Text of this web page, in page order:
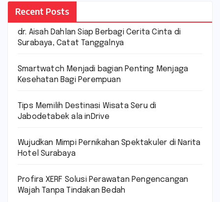
Recent Posts
dr. Aisah Dahlan Siap Berbagi Cerita Cinta di
Surabaya, Catat Tanggalnya
Smartwatch Menjadi bagian Penting Menjaga
Kesehatan Bagi Perempuan
Tips Memilih Destinasi Wisata Seru di
Jabodetabek ala inDrive
Wujudkan Mimpi Pernikahan Spektakuler di Narita
Hotel Surabaya
Profira XERF Solusi Perawatan Pengencangan
Wajah Tanpa Tindakan Bedah